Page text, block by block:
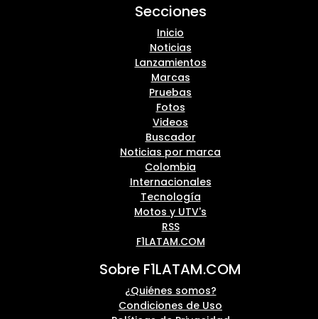
Secciones
Inicio
Noticias
Lanzamientos
Marcas
Pruebas
Fotos
Videos
Buscador
Noticias por marca
Colombia
Internacionales
Tecnología
Motos y UTV's
RSS
F1LATAM.COM
Sobre F1LATAM.COM
¿Quiénes somos?
Condiciones de Uso